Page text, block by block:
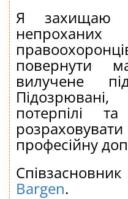
Я захищаю
повернути
вилучене
потерпілі
професійну
Bargen.